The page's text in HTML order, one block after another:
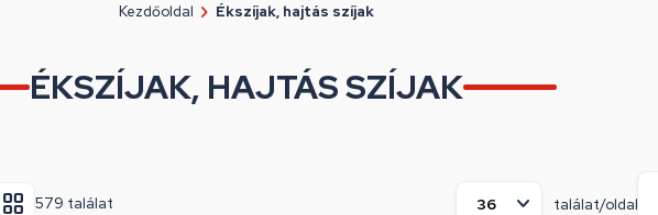
Kezdőoldal Ékszíjak, hajtás szíjak
ÉKSZÍJAK, HAJTÁS SZÍJAK
579 találat találat/oldal